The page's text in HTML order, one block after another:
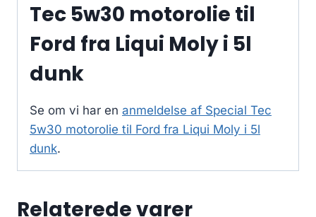
Tec 5w30 motorolie til
Ford fra Liqui Moly i 5l
dunk
Se om vi har en anmeldelse af Special Tec
5w30 motorolie til Ford fra Liqui Moly i 5l
dunk.
Relaterede varer